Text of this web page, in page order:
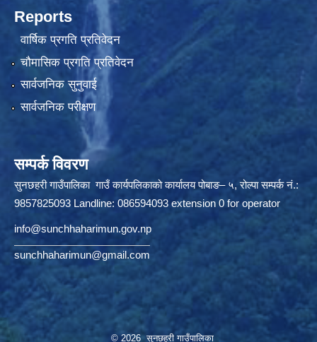
Reports
वार्षिक प्रगति प्रतिवेदन
चौमासिक प्रगति प्रतिवेदन
सार्वजनिक सुनुवाई
सार्वजनिक परीक्षण
सम्पर्क विवरण
सुनछहरी गाउँपालिका गाउँ कार्यपलिकाको कार्यालय पोबाङ– ५, रोल्पा सम्पर्क नं.:
9857825093 Landline: 086594093 extension 0 for operator
info@sunchhaharimun.gov.np
sunchhaharimun@gmail.com
© 2026 सुनछहरी गाउँपालिका